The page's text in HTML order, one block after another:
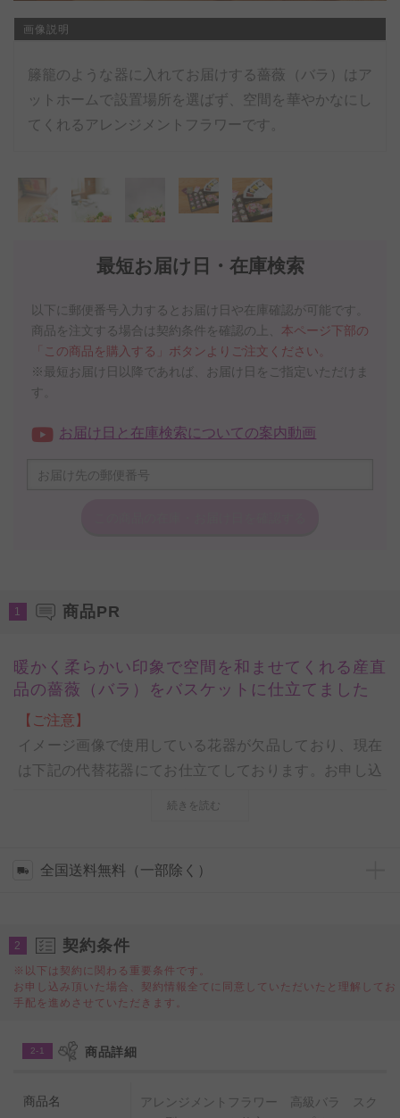
最短お届け日・在庫検索
以下に郵便番号入力するとお届け日や在庫確認が可能です。
商品を注文する場合は契約条件を確認の上、 本ページ下部の
「この商品を購入する」ボタンよりご注文ください。
※最短お届け日以降であれば、お届け日をご指定いただけま
す。
お届け日と在庫検索についての案内動画
画像説明
籐籠のような器に入れてお届けする薔薇（バラ）はア
ットホームで設置場所を選ばず、空間を華やかなにし
てくれるアレンジメントフラワーです。
1 商品PR
暖かく柔らかい印象で空間を和ませてくれる産直
品の薔薇（バラ）をバスケットに仕立てました
【ご注意】
イメージ画像で使用している花器が欠品しており、現在
は下記の代替花器にてお仕立てしております。お申し込
「アレンジメントフラワー 高級バラ スクエア型バス
ケット仕立て（アプリコット系）」は可愛らしく、アッ
間を非常に明るくしてくれるお祝い花です。
アレンジメントフラワーに使用しております薔薇（バ
続きを読む
全国送料無料（一部除く）
2 契約条件
※以下は契約に関わる重要条件です。
お申し込み頂いた場合、契約情報全てに同意していただいたと理解してお
手配を進めさせていただきます。
2-1 商品詳細
商品名
アレンジメントフラワー 高級バラ スク